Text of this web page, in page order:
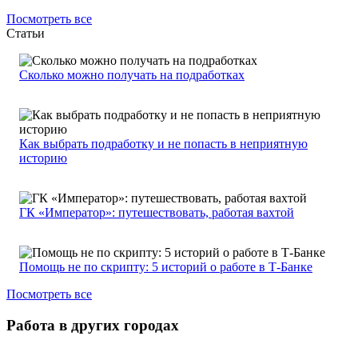
Посмотреть все
Статьи
Сколько можно получать на подработках
Как выбрать подработку и не попасть в неприятную
историю
ГК «Император»: путешествовать, работая вахтой
Помощь не по скрипту: 5 историй о работе в Т-Банке
Посмотреть все
Работа в других городах